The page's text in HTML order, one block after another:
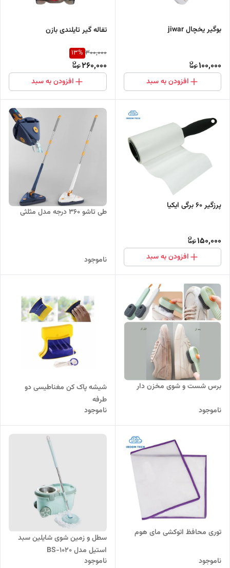
بوگیر یخچال jiwar
100,000
افزودن به سبد
تفاله گیر تایلندی بازن
300,000
13%
260,000
افزودن به سبد
پرزگیر 60 برگی ایکیا
150,000
افزودن به سبد
طی تاشو 360 درجه مدل مثلثی
ناموجود
برس شست و شوی مخزن دار
ناموجود
شیشه پاک کن مغناطیسی دو
طرفه
ناموجود
توری محافظ اتوکشی مای هوم
ناموجود
سطل و زمین شوی شایلین سبد
استیل مدل BS-1020
ناموجود